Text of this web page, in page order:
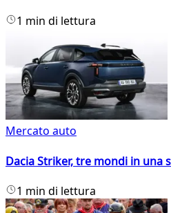
1 min di lettura
Mercato auto
Dacia Striker, tre mondi in una
1 min di lettura